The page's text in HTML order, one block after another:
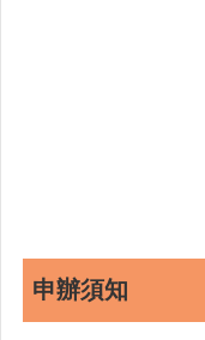
申辦須知